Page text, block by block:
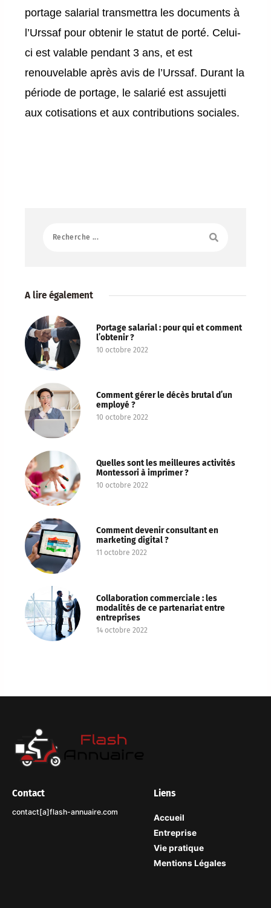
portage salarial transmettra les documents à
l’Urssaf pour obtenir le statut de porté. Celui-
ci est valable pendant 3 ans, et est
renouvelable après avis de l’Urssaf. Durant la
période de portage, le salarié est assujetti
aux cotisations et aux contributions sociales.
A lire également
Portage salarial : pour qui et comment
l’obtenir ?
10 octobre 2022
Comment gérer le décès brutal d’un
employé ?
10 octobre 2022
Quelles sont les meilleures activités
Montessori à imprimer ?
10 octobre 2022
Comment devenir consultant en
marketing digital ?
11 octobre 2022
Collaboration commerciale : les
modalités de ce partenariat entre
entreprises
14 octobre 2022
Contact
contact[a]flash-annuaire.com
Liens
Accueil
Entreprise
Vie pratique
Mentions Légales